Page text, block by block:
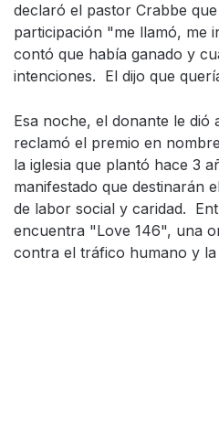
declaró el pastor Crabbe
participación "me llamó, me
contó que había ganado y
intenciones. El dijo que
Esa noche, el donante le dió
reclamó el premio en
la iglesia que plantó hace 3
manifestado que destinarán
de labor social y caridad.
encuentra "Love 146", una
contra el tráfico humano y la